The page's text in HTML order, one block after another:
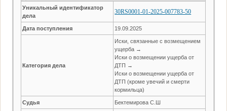
Уникальный идентификатор
дела
30RS0001-01-2025-007783-50
Дата поступления 19.09.2025
Категория дела
Иски, связанные с возмещением
ущерба →
Иски о возмещении ущерба от
ДТП →
Иски о возмещении ущерба от
ДТП (кроме увечий и смерти
кормильца)
Судья Бектемирова С.Ш